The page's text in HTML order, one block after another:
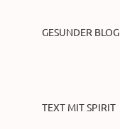
GESUNDER BLOG
TEXT MIT SPIRIT